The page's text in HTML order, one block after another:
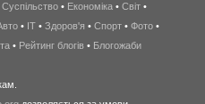
беспроводной
интернет
киев
Суспільство • Економіка • Світ •
• IT • Здоров'я • Спорт • Фото •
• Рейтинг блогів • Блогожаби